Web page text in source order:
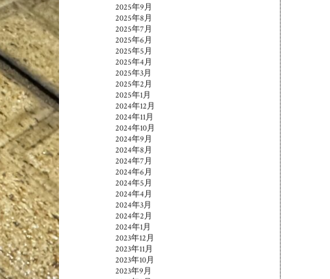
2025年9月
2025年8月
2025年7月
2025年6月
2025年5月
2025年4月
2025年3月
2025年2月
2025年1月
2024年12月
2024年11月
2024年10月
2024年9月
2024年8月
2024年7月
2024年6月
2024年5月
2024年4月
2024年3月
2024年2月
2024年1月
2023年12月
2023年11月
2023年10月
2023年9月